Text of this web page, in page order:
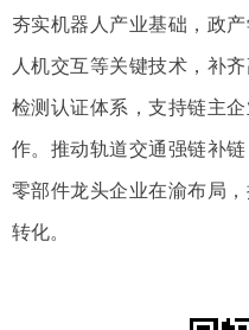
夯实机器人产业基础，政
人机交互等关键技术，补
检测认证体系，支持链主
作。推动轨道交通强链补
零部件龙头企业在渝布局
转化。